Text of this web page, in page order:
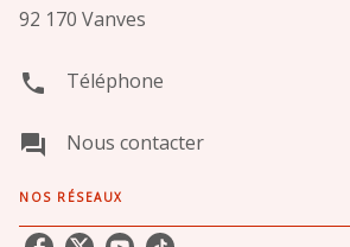
92 170 Vanves
phone Téléphone
question_answer Nous contacter
NOS RÉSEAUX